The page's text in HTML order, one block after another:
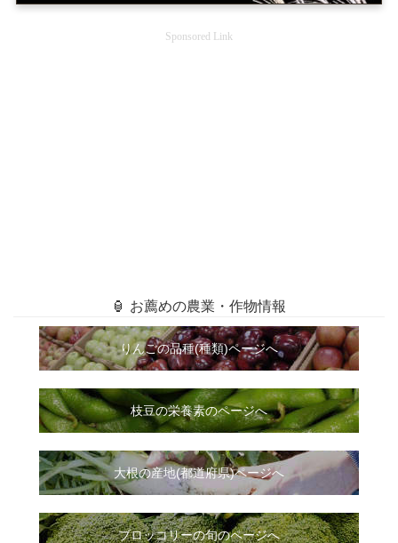
Sponsored Link
🏮 お薦めの農業・作物情報
りんごの品種(種類)ページへ
枝豆の栄養素のページへ
大根の産地(都道府県)ページへ
ブロッコリーの旬のページへ